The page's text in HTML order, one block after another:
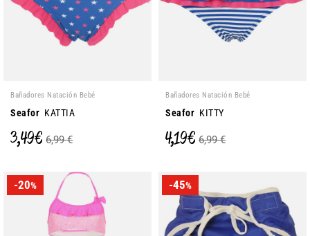
Bañadores Natación Bebé
Seafor KATTIA
3,49 € 6,99 €
Bañadores Natación Bebé
Seafor KITTY
4,19 € 6,99 €
-20% -45%